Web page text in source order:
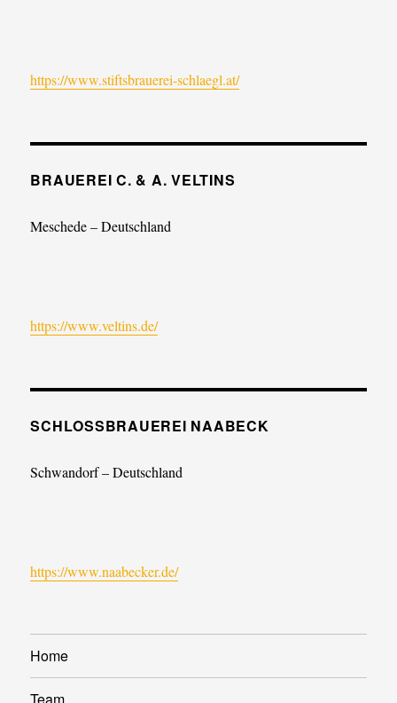
https://www.stiftsbrauerei-schlaegl.at/
BRAUEREI C. & A. VELTINS
Meschede – Deutschland
https://www.veltins.de/
SCHLOSSBRAUEREI NAABECK
Schwandorf – Deutschland
https://www.naabecker.de/
Home